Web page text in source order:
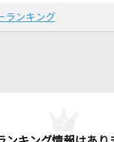
ランキング